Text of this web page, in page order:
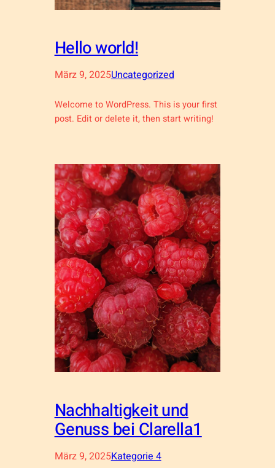
Hello world!
März 9, 2025Uncategorized
Welcome to WordPress. This is your first
post. Edit or delete it, then start writing!
Nachhaltigkeit und
Genuss bei Clarella1
März 9, 2025Kategorie 4